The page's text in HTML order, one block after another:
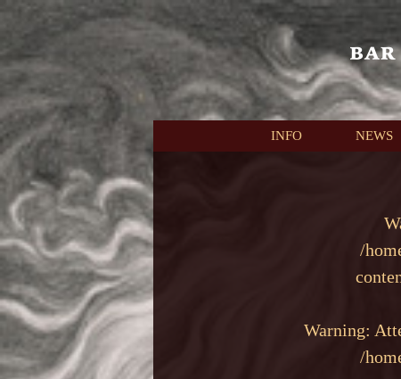
本文へスキップ
INFO NEWS
/
Warning:
/